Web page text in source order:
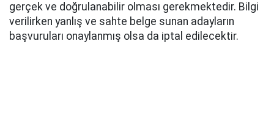
gerçek ve doğrulanabilir olması gerekmektedir. Bilgi
verilirken yanlış ve sahte belge sunan adayların
başvuruları onaylanmış olsa da iptal edilecektir.